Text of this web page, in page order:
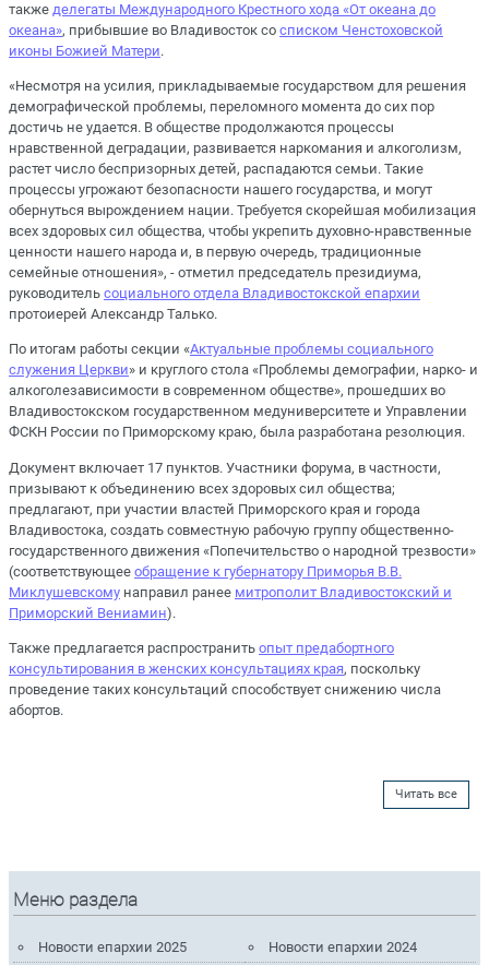
также делегаты Международного Крестного хода «От океана до
океана», прибывшие во Владивосток со списком Ченстоховской
иконы Божией Матери.
«Несмотря на усилия, прикладываемые государством для решения
демографической проблемы, переломного момента до сих пор
достичь не удается. В обществе продолжаются процессы
нравственной деградации, развивается наркомания и алкоголизм,
растет число беспризорных детей, распадаются семьи. Такие
процессы угрожают безопасности нашего государства, и могут
обернуться вырождением нации. Требуется скорейшая мобилизация
всех здоровых сил общества, чтобы укрепить духовно-нравственные
ценности нашего народа и, в первую очередь, традиционные
семейные отношения», - отметил председатель президиума,
руководитель социального отдела Владивостокской епархии
протоиерей Александр Талько.
По итогам работы секции «Актуальные проблемы социального
служения Церкви» и круглого стола «Проблемы демографии, нарко- и
алкоголезависимости в современном обществе», прошедших во
Владивостокском государственном медуниверситете и Управлении
ФСКН России по Приморскому краю, была разработана резолюция.
Документ включает 17 пунктов. Участники форума, в частности,
призывают к объединению всех здоровых сил общества;
предлагают, при участии властей Приморского края и города
Владивостока, создать совместную рабочую группу общественно-
государственного движения «Попечительство о народной трезвости»
(соответствующее обращение к губернатору Приморья В.В.
Миклушевскому направил ранее митрополит Владивостокский и
Приморский Вениамин).
Также предлагается распространить опыт предабортного
консультирования в женских консультациях края, поскольку
проведение таких консультаций способствует снижению числа
абортов.
Читать все
Меню раздела
Новости епархии 2025
Новости епархии 2024